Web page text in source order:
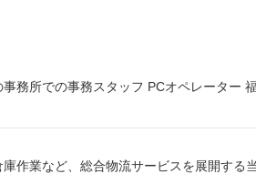
事務所での事務スタッフ PCオペレーター
庫作業など、総合物流サービスを展開する